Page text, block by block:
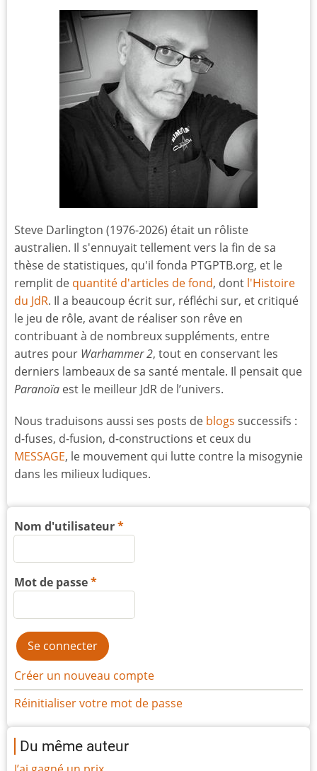
Steve Darlington (1976-2026) était un rôliste
australien. Il s'ennuyait tellement vers la fin de sa
thèse de statistiques, qu'il fonda PTGPTB.org, et le
remplit de quantité d'articles de fond, dont l'Histoire
du JdR. Il a beaucoup écrit sur, réfléchi sur, et critiqué
le jeu de rôle, avant de réaliser son rêve en
contribuant à de nombreux suppléments, entre
autres pour Warhammer 2, tout en conservant les
derniers lambeaux de sa santé mentale. Il pensait que
Paranoïa est le meilleur JdR de l’univers.
Nous traduisons aussi ses posts de blogs successifs :
d-fuses, d-fusion, d-constructions et ceux du
MESSAGE, le mouvement qui lutte contre la misogynie
dans les milieux ludiques.
Nom d'utilisateur
Mot de passe
Créer un nouveau compte
Réinitialiser votre mot de passe
Du même auteur